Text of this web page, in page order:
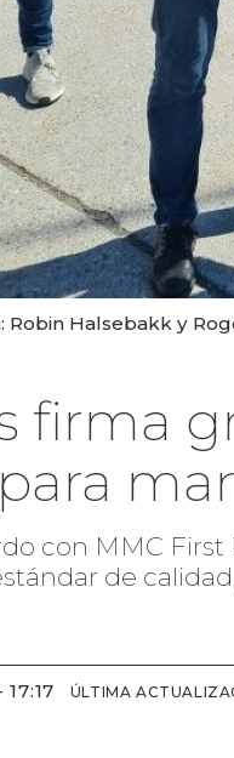
Robin Halsebakk y
firma
con MMC
de
17:17 ÚLTIMA